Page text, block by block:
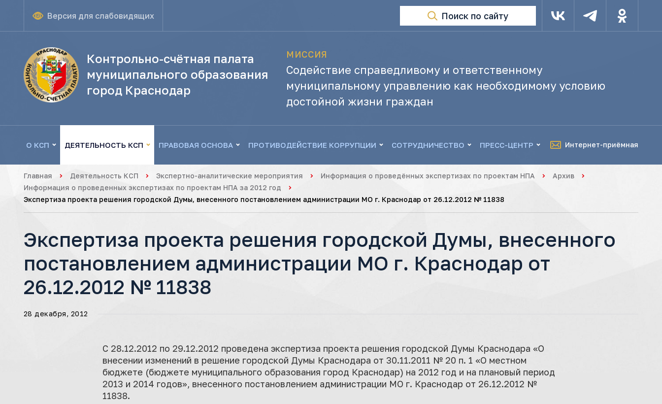
Версия для слабовидящих Поиск по сайту
Контрольно-счётная палата
муниципального образования
город Краснодар
МИССИЯ
Содействие справедливому и ответственному
муниципальному управлению как необходимому условию
достойной жизни граждан
О КСП ДЕЯТЕЛЬНОСТЬ КСП ПРАВОВАЯ ОСНОВА ПРОТИВОДЕЙСТВИЕ КОРРУПЦИИ СОТРУДНИЧЕСТВО ПРЕСС-ЦЕНТР Интернет-приёмная
Главная Деятельность КСП Экспертно-аналитические мероприятия Информация о проведённых экспертизах по проектам НПА
Архив
Информация о проведенных экспертизах по проектам НПА за 2012 год
Экспертиза проекта решения городской Думы, внесенного постановлением администрации МО г. Краснодар от 26.12.2012 № 11838
Экспертиза проекта решения городской Думы, внесенного
постановлением администрации МО г. Краснодар от
26.12.2012 № 11838
28 декабря, 2012
С 28.12.2012 по 29.12.2012 проведена экспертиза проекта решения городской Думы Краснодара «О
внесении изменений в решение городской Думы Краснодара от 30.11.2011 № 20 п. 1 «О местном
бюджете (бюджете муниципального образования город Краснодар) на 2012 год и на плановый период
2013 и 2014 годов», внесенного постановлением администрации МО г. Краснодар от 26.12.2012 №
11838.